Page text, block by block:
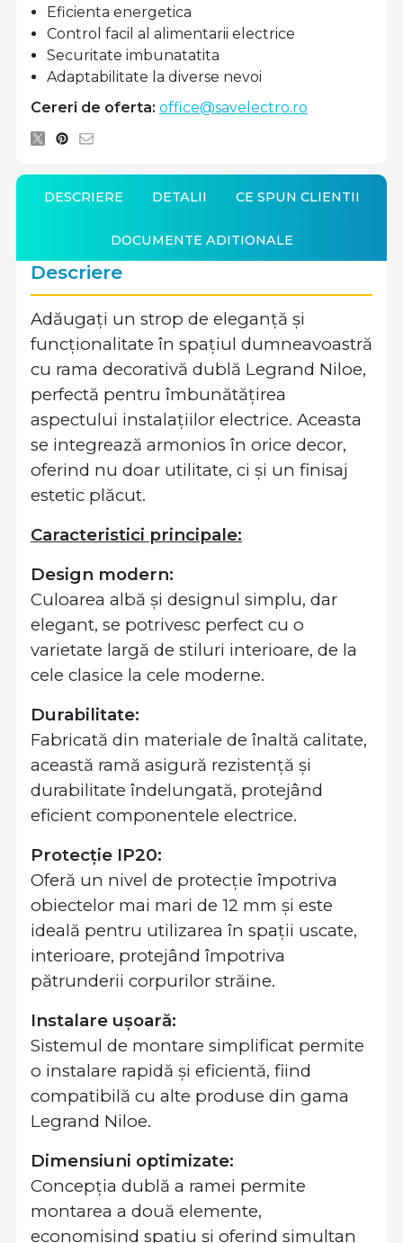
Eficienta energetica
Control facil al alimentarii electrice
Securitate imbunatatita
Adaptabilitate la diverse nevoi
Cereri de oferta: office@savelectro.ro
DESCRIERE DETALII CE SPUN CLIENTII
DOCUMENTE ADITIONALE
Descriere
Adăugați un strop de eleganță și
funcționalitate în spațiul dumneavoastră
cu rama decorativă dublă Legrand Niloe,
perfectă pentru îmbunătățirea
aspectului instalațiilor electrice. Aceasta
se integrează armonios în orice decor,
oferind nu doar utilitate, ci și un finisaj
estetic plăcut.
Caracteristici principale:
Design modern:
Culoarea albă și designul simplu, dar
elegant, se potrivesc perfect cu o
varietate largă de stiluri interioare, de la
cele clasice la cele moderne.
Durabilitate:
Fabricată din materiale de înaltă calitate,
această ramă asigură rezistență și
durabilitate îndelungată, protejând
eficient componentele electrice.
Protecție IP20:
Oferă un nivel de protecție împotriva
obiectelor mai mari de 12 mm și este
ideală pentru utilizarea în spații uscate,
interioare, protejând împotriva
pătrunderii corpurilor străine.
Instalare ușoară:
Sistemul de montare simplificat permite
o instalare rapidă și eficientă, fiind
compatibilă cu alte produse din gama
Legrand Niloe.
Dimensiuni optimizate:
Concepția dublă a ramei permite
montarea a două elemente,
economisind spațiu și oferind simultan